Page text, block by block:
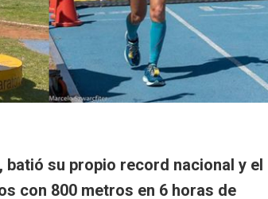
su propio record nacional y el
con 800 metros en 6 horas de